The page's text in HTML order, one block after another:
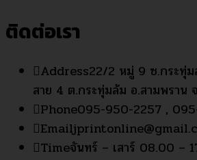
ติดต่อเรา
Address22/2 หมู่ 9 ซ.กระทุ่
สาย 4 ต.กระทุ่มล้ม อ.สามพราน
Phone095-950-2257 ,
Email
Timeจันทร์ – เสาร์ 08.00 –